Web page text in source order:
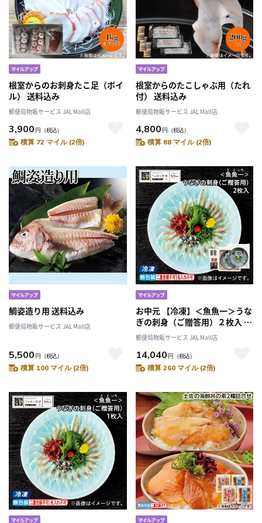
根室からのお刺身たこ足（ボイ
ル） 送料込み
郵便局物販サービス JAL Mall店
3,900 円 （税込）
積算 72 マイル (2倍)
根室からのたこしゃぶ用（たれ
付） 送料込み
郵便局物販サービス JAL Mall店
4,800 円 （税込）
積算 88 マイル (2倍)
鯛姿造り用 送料込み
郵便局物販サービス JAL Mall店
5,500 円 （税込）
積算 100 マイル (2倍)
お中元 【冷凍】＜魚魚一＞うな
ぎの刺身（ご贈答用）２枚入 御
中元 夏ギフト ギフト 贈答 プレ
ゼント 送料込み
郵便局物販サービス JAL Mall店
14,040 円 （税込）
積算 260 マイル (2倍)